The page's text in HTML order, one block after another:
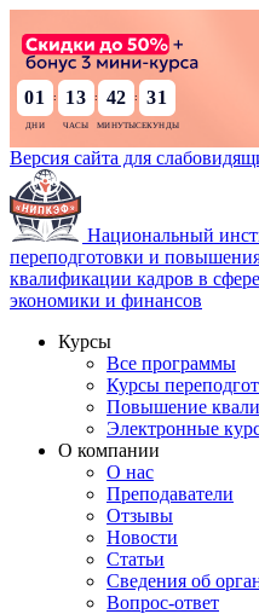
01 : 13 : 42 : 30
Версия сайта для
Национальный
переподготовки и
квалификации кадров в сфере
экономики и финансов
Курсы
Все программы
Курсы
Повышение
Электронные
О компании
О нас
Преподаватели
Отзывы
Новости
Статьи
Сведения об
Вопрос-ответ